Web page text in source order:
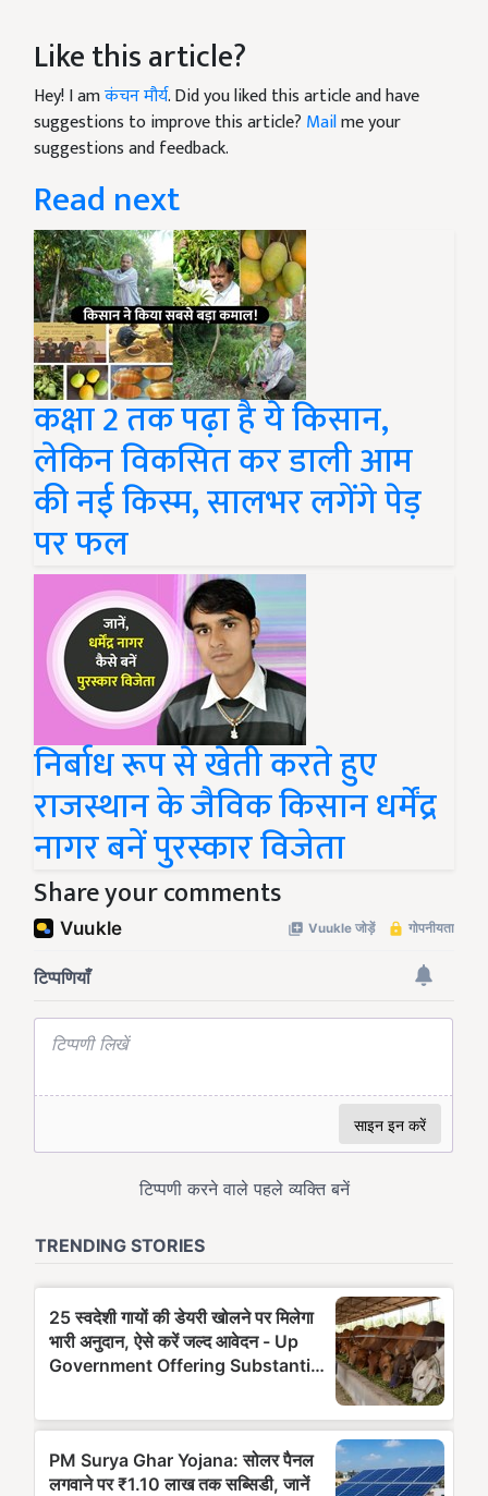
Like this article?
Hey! I amकंचन मौर्य. Did you liked this article and have
suggestions to improve this article? Mailme your
suggestions and feedback.
Read next
कक्षा 2 तक पढ़ा है ये किसान,
लेकिन विकसित कर डाली आम
की नई किस्म, सालभर लगेंगे पेड़
पर फल
निर्बाध रूप से खेती करते हुए
राजस्थान के जैविक किसान धर्मेंद्र
नागर बनें पुरस्कार विजेता
Share your comments